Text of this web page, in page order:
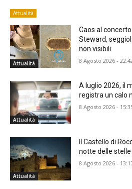
Attualità
Attualità
Caos al
Steward,
non visibili
8 Agosto 2026 -
Attualità
A luglio 2026, il
registra un calo
8 Agosto 2026 -
Attualità
Il Castello di
notte delle
8 Agosto 2026 -